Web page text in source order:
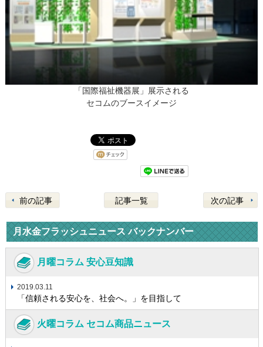
「国際福祉機器展」展示される
セコムのブースイメージ
前の記事 記事一覧 次の記事
月水金フラッシュニュース バックナンバー
月曜コラム 安心豆知識
2019.03.11
「信頼される安心を、社会へ。」を目指して
火曜コラム セコム商品ニュース